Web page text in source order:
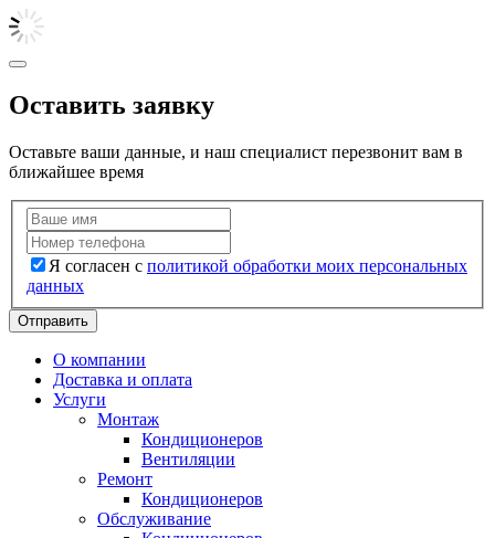
Оставить заявку
Оставьте ваши данные, и наш специалист перезвонит вам в
ближайшее время
Я согласен с политикой обработки моих персональных
данных
Отправить
О компании
Доставка и оплата
Услуги
Монтаж
Кондиционеров
Вентиляции
Ремонт
Кондиционеров
Обслуживание